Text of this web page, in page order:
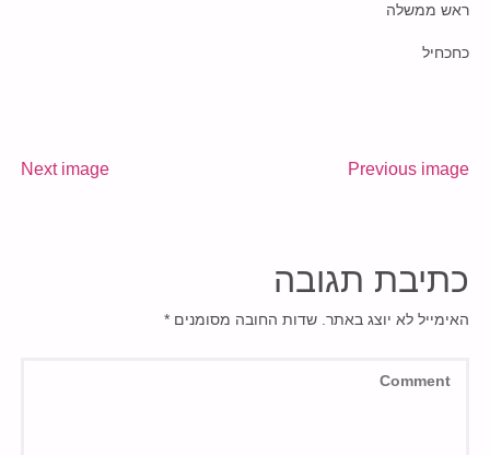
ראש ממשלה
כחכחיל
Previous image
Next image
כתיבת תגובה
האימייל לא יוצג באתר. שדות החובה מסומנים *